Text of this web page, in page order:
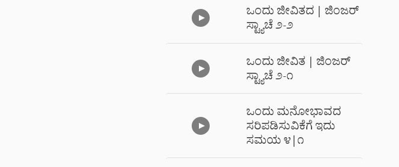
ಒಂದು ಜೀವಿತದ | ಜಿಂಜರ್
ಸ್ಟ್ಯಾಚೆ ೨-೨
‌ಒಂದು ಜೀವಿತ | ಜಿಂಜರ್
ಸ್ಟ್ಯಾಚೆ ೨-೧
ಒಂದು ಮನೋಭಾವದ
ಸರಿಪಡಿಸುವಿಕೆಗೆ ಇದು
ಸಮಯ ೪|೧